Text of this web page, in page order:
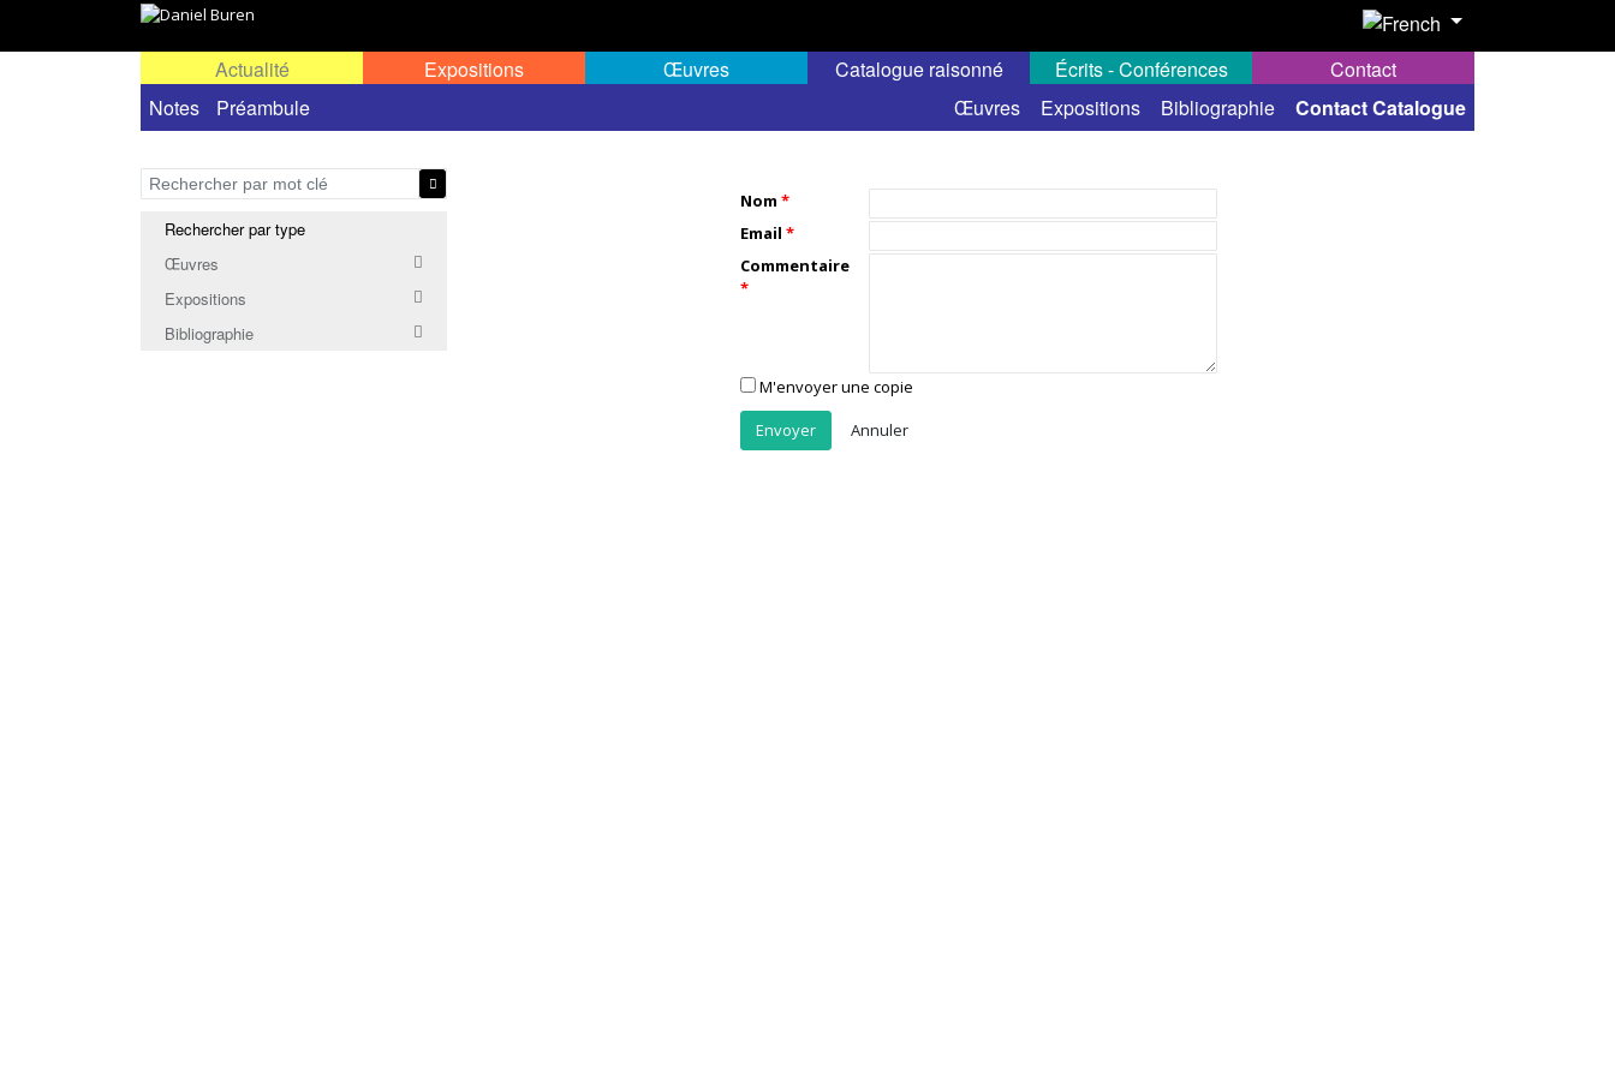
Actualité Expositions Œuvres
Catalogue raisonné
Notes
Préambule Œuvres Expositions Bibliographie Contact Catalogue
Écrits - Conférences Contact
Rechercher par type
Œuvres
Expositions
Bibliographie
Nom
Email
Commentaire
M'envoyer une copie
Annuler